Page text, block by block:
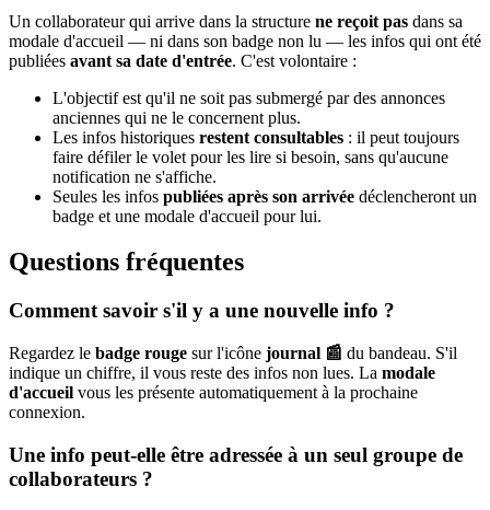
Un collaborateur qui arrive dans la structure ne reçoit pas dans sa
modale d'accueil — ni dans son badge non lu — les infos qui ont été
publiées avant sa date d'entrée. C'est volontaire :
L'objectif est qu'il ne soit pas submergé par des annonces
anciennes qui ne le concernent plus.
Les infos historiques restent consultables : il peut toujours
faire défiler le volet pour les lire si besoin, sans qu'aucune
notification ne s'affiche.
Seules les infos publiées après son arrivée déclencheront un
badge et une modale d'accueil pour lui.
Questions fréquentes
Comment savoir s'il y a une nouvelle info ?
Regardez le badge rouge sur l'icône journal 📰 du bandeau. S'il
indique un chiffre, il vous reste des infos non lues. La modale
d'accueil vous les présente automatiquement à la prochaine
connexion.
Une info peut-elle être adressée à un seul groupe de
collaborateurs ?